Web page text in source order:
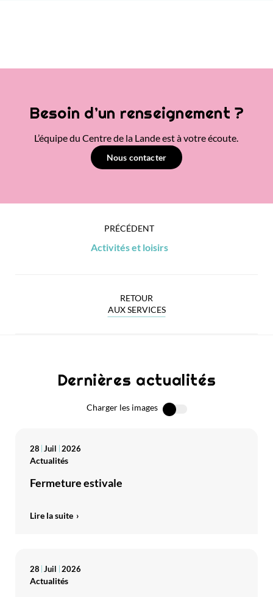
Besoin d’un renseignement ?
L’équipe du Centre de la Lande est à votre écoute.
Nous contacter
PRÉCÉDENT
Activités et loisirs
RETOUR
AUX SERVICES
Dernières actualités
Charger les images
28 Juil 2026
Actualités
Fermeture estivale
Lire la suite
28 Juil 2026
Actualités